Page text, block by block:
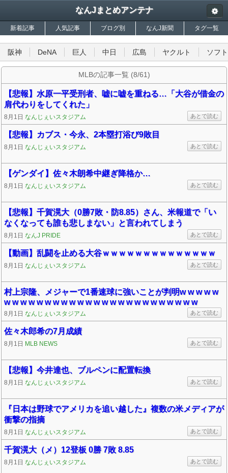
なんJまとめアンテナ
新着記事 人気記事 ブログ別 なんJ新聞 タグ一覧
阪神 DeNA 巨人 中日 広島 ヤクルト ソフ
MLBの記事一覧 (8/61)
【悲報】水原一平受刑者、嘘に嘘を重ねる…「大谷が借金の
肩代わりをしてくれた」
8月1日 なんじぇいスタジアム あとで読む
【悲報】カブス・今永、2本塁打浴び9敗目
8月1日 なんじぇいスタジアム あとで読む
【ゲンダイ】佐々木朗希中継ぎ降格か…
8月1日 なんじぇいスタジアム あとで読む
【悲報】千賀滉大（0勝7敗・防8.85）さん、米報道で「い
なくなっても誰も悲しまない」と言われてしまう
8月1日 なんJ PRIDE あとで読む
【動画】乱闘を止める大谷ｗｗｗｗｗｗｗｗｗｗｗｗｗｗ
8月1日 なんじぇいスタジアム あとで読む
村上宗隆、メジャーで1番速球に強いことが判明w w w w w
w w w w w w w w w w w w w w w w w w w w w w w w
8月1日 なんじぇいスタジアム あとで読む
佐々木郎希の7月成績
8月1日 MLB NEWS あとで読む
【悲報】今井達也、ブルペンに配置転換
8月1日 なんじぇいスタジアム あとで読む
『日本は野球でアメリカを追い越した』複数の米メディアが
衝撃の指摘
8月1日 なんじぇいスタジアム あとで読む
千賀滉大（メ）12登板 0勝 7敗 8.85
8月1日 なんじぇいスタジアム あとで読む